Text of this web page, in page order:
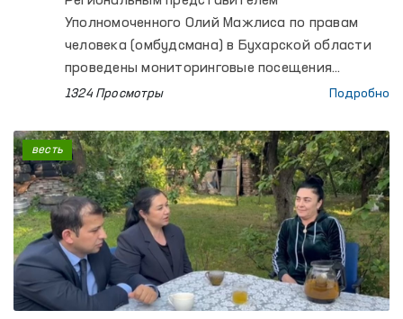
Уполномоченного Олий Мажлиса по правам
человека (омбудсмана) в Бухарской области
проведены мониторинговые посещения
колонии по исполнению наказания № 17,
временного содержания УВД Каракульского
района и расположенного в этом же районе
Мужского дома-интерната для инвалидов, а
также Бухарского областного филиала
психиатрической службы Республиканского
специализированного научно-практического
медицинского центра психиатрии.
1324 Просмотры Подробно
весть